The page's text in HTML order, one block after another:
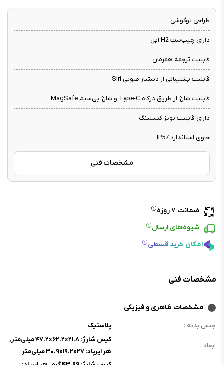
طراحی توگوشی
دارای چیپ‌ست H2 اپل
قابلیت ترجمه همزمان
قابلیت پشتیبانی از دستیار صوتی Siri
قابلیت شارژ از طریق درگاه Type-C و شارژ بی‌سیم MagSafe
دارای قابلیت نویز کنسلینگ
حاوی استاندارد IP57
مشخصات فنی
ضمانت ۷ روزه
شیوه‌های ارسال
امکان خرید قسطی
مشخصات فنی
مشخصات ظاهری و فیزیکی
جنس بدنه : پلاستیک
ابعاد :
کیس شارژ: ۴۷.۲x۶۲.۲x۲۱.۸ میلی‌متر,
هر ایرپاد: ۳۰.۹x۱۹.۲x۲۷ میلی‌متر